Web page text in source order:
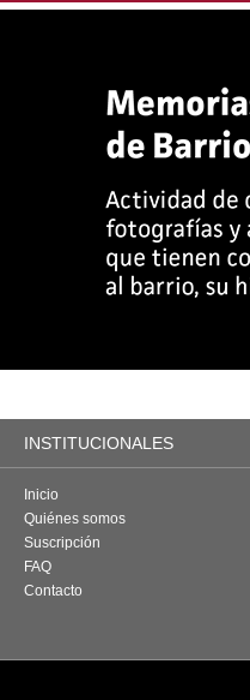
INSTITUCIONALES
Inicio
Quiénes somos
Suscripción
FAQ
Contacto